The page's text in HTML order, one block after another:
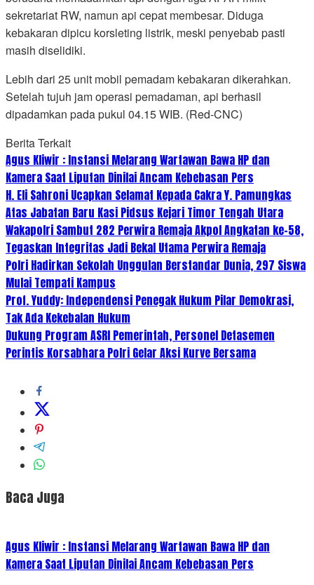
sekretariat RW, namun api cepat membesar. Diduga
kebakaran dipicu korsleting listrik, meski penyebab pasti
masih diselidiki.
Lebih dari 25 unit mobil pemadam kebakaran dikerahkan.
Setelah tujuh jam operasi pemadaman, api berhasil
dipadamkan pada pukul 04.15 WIB. (Red-CNC)
Berita Terkait
Agus Kliwir : Instansi Melarang Wartawan Bawa HP dan
Kamera Saat Liputan Dinilai Ancam Kebebasan Pers
H. Eli Sahroni Ucapkan Selamat Kepada Cakra Y. Pamungkas
Atas Jabatan Baru Kasi Pidsus Kejari Timor Tengah Utara
Wakapolri Sambut 282 Perwira Remaja Akpol Angkatan ke-58,
Tegaskan Integritas Jadi Bekal Utama Perwira Remaja
Polri Hadirkan Sekolah Unggulan Berstandar Dunia, 297 Siswa
Mulai Tempati Kampus
Prof. Yuddy: Independensi Penegak Hukum Pilar Demokrasi,
Tak Ada Kekebalan Hukum
Dukung Program ASRI Pemerintah, Personel Detasemen
Perintis Korsabhara Polri Gelar Aksi Kurve Bersama
Baca Juga
Agus Kliwir : Instansi Melarang Wartawan Bawa HP dan
Kamera Saat Liputan Dinilai Ancam Kebebasan Pers